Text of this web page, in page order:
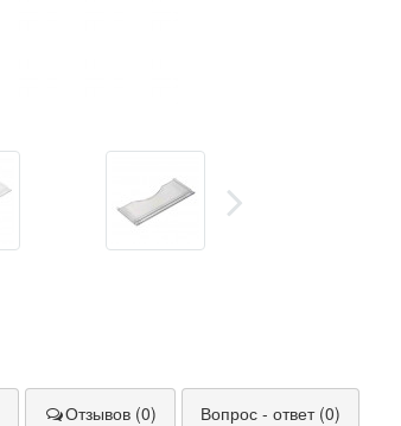
Отзывов (0) Вопрос - ответ (0)